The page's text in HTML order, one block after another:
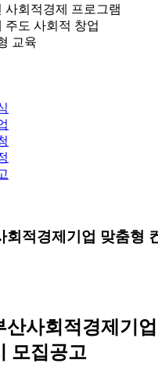
사회적경제 프로그램
주도 사회적 창업
교육
회적경제기업 맞춤형
산사회적경제기
모집공고